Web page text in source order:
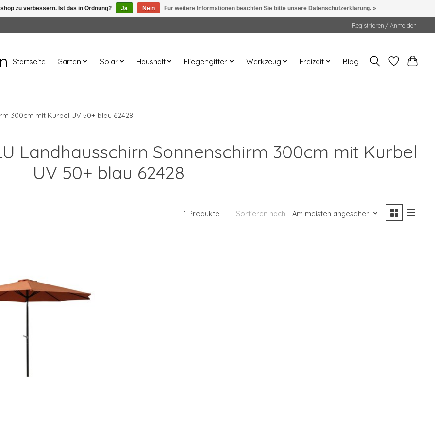
Registrieren / Anmelden
Startseite Garten Solar Haushalt Fliegengitter Werkzeug Freizeit Blog
300cm mit Kurbel UV 50+ blau 62428
Landhausschirn Sonnenschirm 300cm mit Kurbel
UV 50+ blau 62428
1 Produkte Sortieren nach Am meisten angesehen
zu verbessern. Ist das in Ordnung? Ja Nein Für weitere Informationen beachten Sie bitte unsere Datenschutzerklärung. »